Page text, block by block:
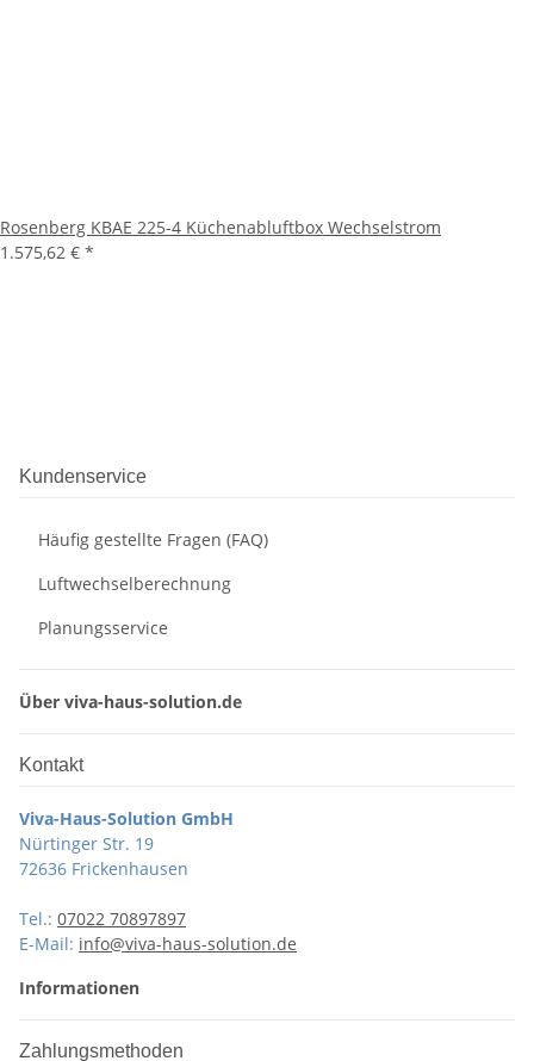
Rosenberg KBAE 225-4 Küchenabluftbox Wechselstrom
1.575,62 € *
Kundenservice
Häufig gestellte Fragen (FAQ)
Luftwechselberechnung
Planungsservice
Über viva-haus-solution.de
Kontakt
Viva-Haus-Solution GmbH
Nürtinger Str. 19
72636 Frickenhausen
Tel.: 07022 70897897
E-Mail: info@viva-haus-solution.de
Informationen
Zahlungsmethoden